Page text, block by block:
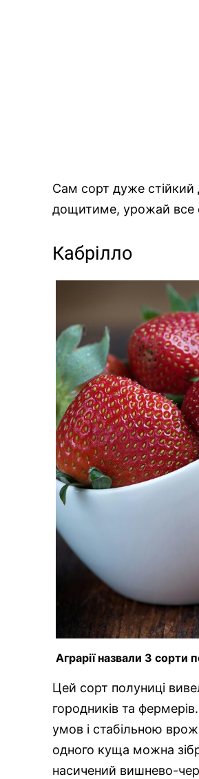
Сам сорт дуже стійкий
дощитиме, урожай все
Кабрілло
Аграрії назвали 3 сорти
Цей сорт полуниці
городників та
умов і стабільною
одного куща можна
насичений вишнево-